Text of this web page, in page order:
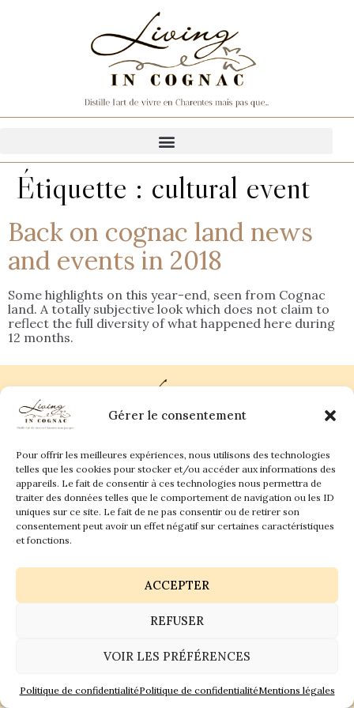
Gérer le consentement
Pour offrir les meilleures expériences, nous utilisons des technologies
telles que les cookies pour stocker et/ou accéder aux informations des
appareils. Le fait de consentir à ces technologies nous permettra de
traiter des données telles que le comportement de navigation ou les ID
uniques sur ce site. Le fait de ne pas consentir ou de retirer son
consentement peut avoir un effet négatif sur certaines caractéristiques
et fonctions.
ACCEPTER
REFUSER
VOIR LES PRÉFÉRENCES
Politique de confidentialitéPolitique de confidentialitéMentions légales
Étiquette : cultural event
Back on cognac land news
and events in 2018
Some highlights on this year-end, seen from Cognac
land. A totally subjective look which does not claim to
reflect the full diversity of what happened here during
12 months.
Plan du site
Living in Cognac Land
Culture & Patrimoine
La vigne & Le verre
Newsletter
Dégustation sensorielle & Écriture
Derrière les textes
Contact
anne@livingincognac.com
Réalisation :GaiaCreative